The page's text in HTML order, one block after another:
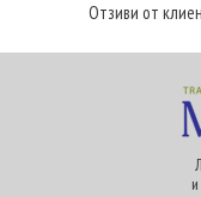
Отзиви от